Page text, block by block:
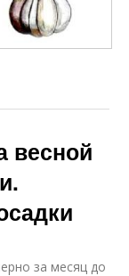
весной
за месяц до